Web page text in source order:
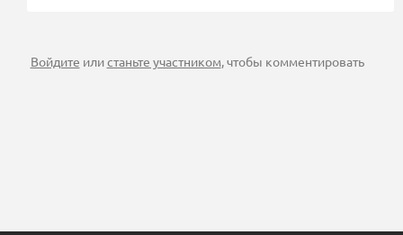
Войдите илистаньте участником, чтобы комментировать